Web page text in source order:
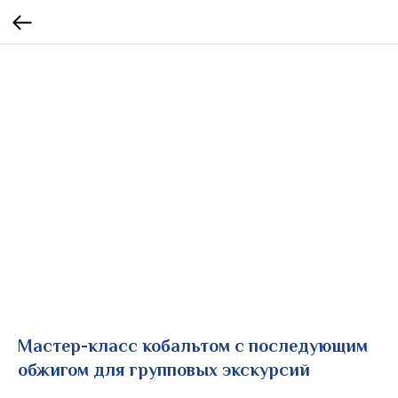
Мастер-класс кобальтом с последующим
обжигом для групповых экскурсий